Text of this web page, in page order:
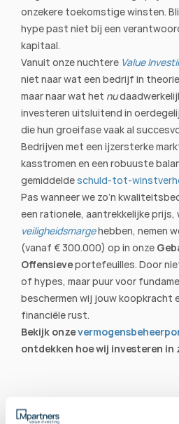
onzekere toekomstige winsten.
hype past niet bij een
kapitaal.
Vanuit onze nuchtere Value
niet naar wat een bedrijf in theorie
maar naar wat het nu
investeren uitsluitend in
die hun groeifase vaak al
Bedrijven met een ijzersterke
kasstromen en een robuuste
gemiddelde schuld-tot-
Pas wanneer we zo’n
veiligheidsmarge hebben, nemen
(vanaf € 300.000) op in onze
Offensieve portefeuilles. Door
of hypes, maar puur voor
beschermen wij jouw koopkracht
financiële rust.
Bekijk onze
ontdekken hoe wij investeren